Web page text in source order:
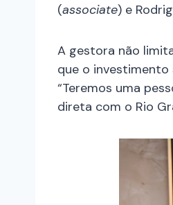
(associate) e
A gestora não
que o
“Teremos uma
direta com o Rio